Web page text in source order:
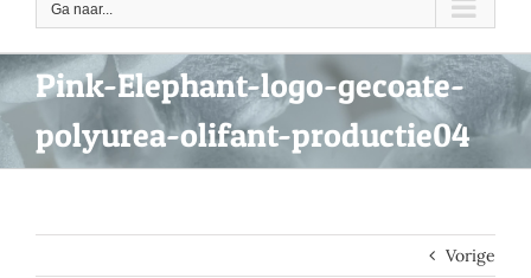
Ga naar...
Pink-Elephant-logo-gecoate-
polyurea-olifant-productie04
Vorige